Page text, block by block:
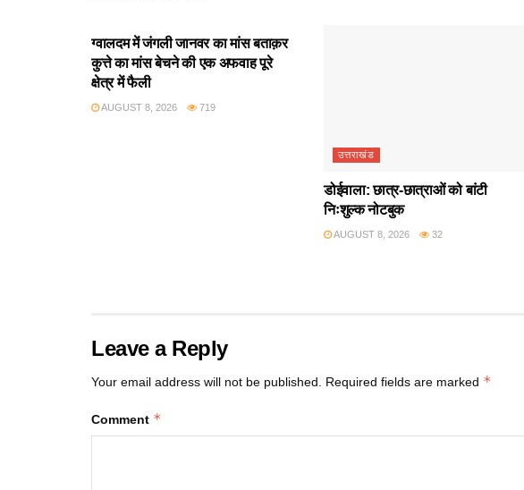
ग्वालदम में जंगली जानवर का मांस बताक़र
कुत्ते का मांस बेचने की एक अफवाह पूरे
क्षेत्र में फैली
AUGUST 8, 2026 719
उत्तराखंड
डोईवाला: छात्र-छात्राओं को बांटी
निःशुल्क नोटबुक
AUGUST 8, 2026 32
Leave a Reply
Your email address will not be published. Required fields are marked *
Comment *